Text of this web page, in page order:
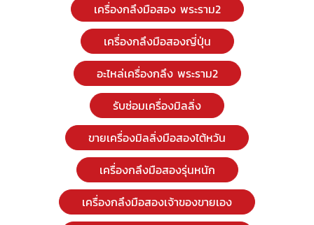
เครื่องกลึงมือสอง พระราม2
เครื่องกลึงมือสองญี่ปุ่น
อะไหล่เครื่องกลึง พระราม2
รับซ่อมเครื่องมิลลิ่ง
ขายเครื่องมิลลิ่งมือสองไต้หวัน
เครื่องกลึงมือสองรุ่นหนัก
เครื่องกลึงมือสองเจ้าของขายเอง